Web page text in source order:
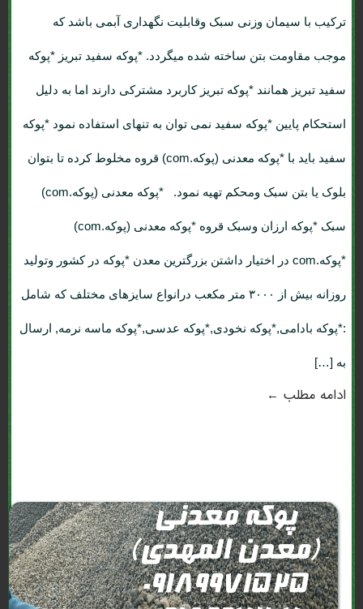
ترکیب با سیمان وزنی سبک وقابلیت نگهداری آبمی باشد که
موجب مقاومت بتن ساخته شده میگردد. *پوکه سفید تبریز *پوکه
سفید تبریز همانند *پوکه تبریز کاربرد مشترکی دارند اما به دلیل
استحکام پایین *پوکه سفید نمی توان به تنهای استفاده نمود *پوکه
سفید باید با *پوکه معدنی (پوکه.com) قروه مخلوط کرده تا بتوان
بلوک یا بتن سبک ومحکم تهیه نمود. *پوکه معدنی (پوکه.com)
سبک *پوکه ارزان وسبک قروه *پوکه معدنی (پوکه.com)
*پوکه.com در اختیار داشتن بزرگترین معدن *پوکه در کشور وتولید
روزانه بیش از ۳۰۰۰ متر مکعب درانواع سایزهای مختلف که شامل
:*پوکه بادامی,*پوکه نخودی,*پوکه عدسی,*پوکه ماسه نرمه, ارسال
به […]
ادامه مطلب ←